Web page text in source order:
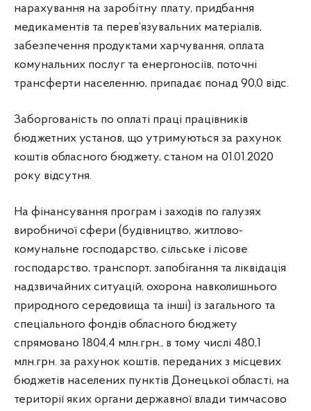
нарахування на заробітну плату, придбання
медикаментів та перев’язувальних матеріалів,
забезпечення продуктами харчування, оплата
комунальних послуг та енергоносіїв, поточні
трансферти населенню, припадає понад 90,0 відс.
Заборгованість по оплаті праці працівників
бюджетних установ, що утримуються за рахунок
коштів обласного бюджету, станом на 01.01.2020
року відсутня.
На фінансування програм і заходів по галузях
виробничої сфери (будівництво, житлово-
комунальне господарство, сільське і лісове
господарство, транспорт, запобігання та ліквідація
надзвичайних ситуацій, охорона навколишнього
природного середовища та інші) із загального та
спеціального фондів обласного бюджету
спрямовано 1804,4 млн.грн., в тому числі 480,1
млн.грн. за рахунок коштів, переданих з місцевих
бюджетів населених пунктів Донецької області, на
території яких органи державної влади тимчасово